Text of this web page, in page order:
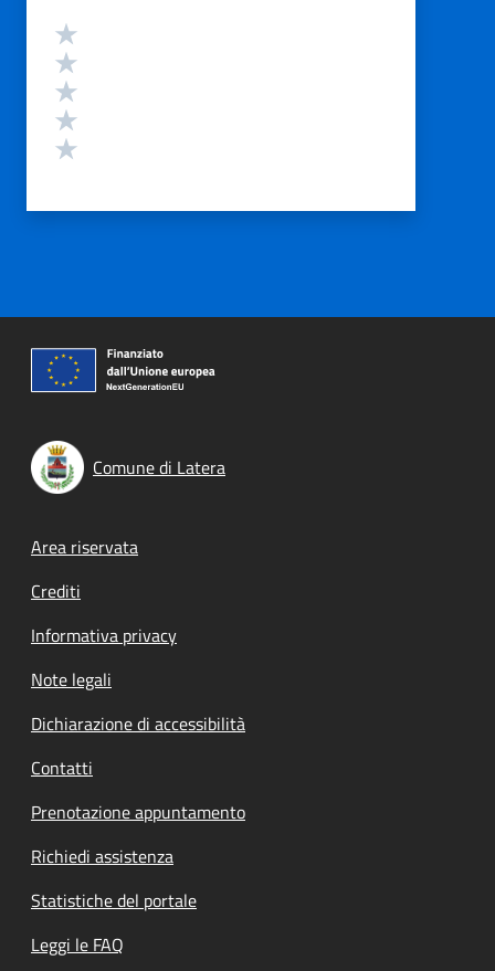
Valutazione
Comune di Latera
Footer menu
Area riservata
Crediti
Informativa privacy
Note legali
Dichiarazione di accessibilità
Contatti
Prenotazione appuntamento
Richiedi assistenza
Statistiche del portale
Leggi le FAQ